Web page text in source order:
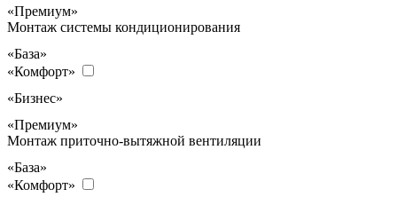
«Премиум»
Монтаж системы кондиционирования
«База»
«Комфорт»
«Бизнес»
«Премиум»
Монтаж приточно-вытяжной вентиляции
«База»
«Комфорт»